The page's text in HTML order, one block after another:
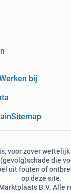
Werken bij
Sitemap
voor zover
die
uit fouten of
op deze site.
B.V. Alle